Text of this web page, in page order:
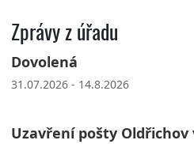
Zprávy z úřadu
Dovolená
31.07.2026 - 14.8.2026
Uzavření pošty Oldřichov